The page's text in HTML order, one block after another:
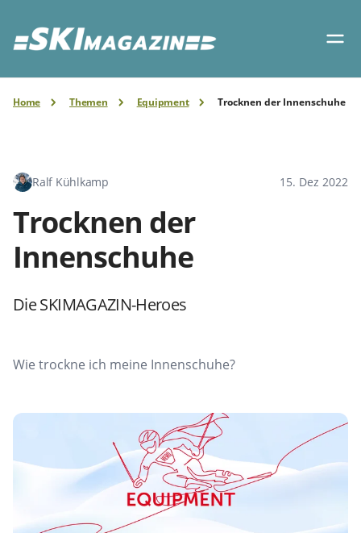
Home Themen Equipment Trocknen der Innenschuhe
Ralf Kühlkamp 15. Dez 2022
Trocknen der
Innenschuhe
Die SKIMAGAZIN-Heroes
Wie trockne ich meine Innenschuhe?